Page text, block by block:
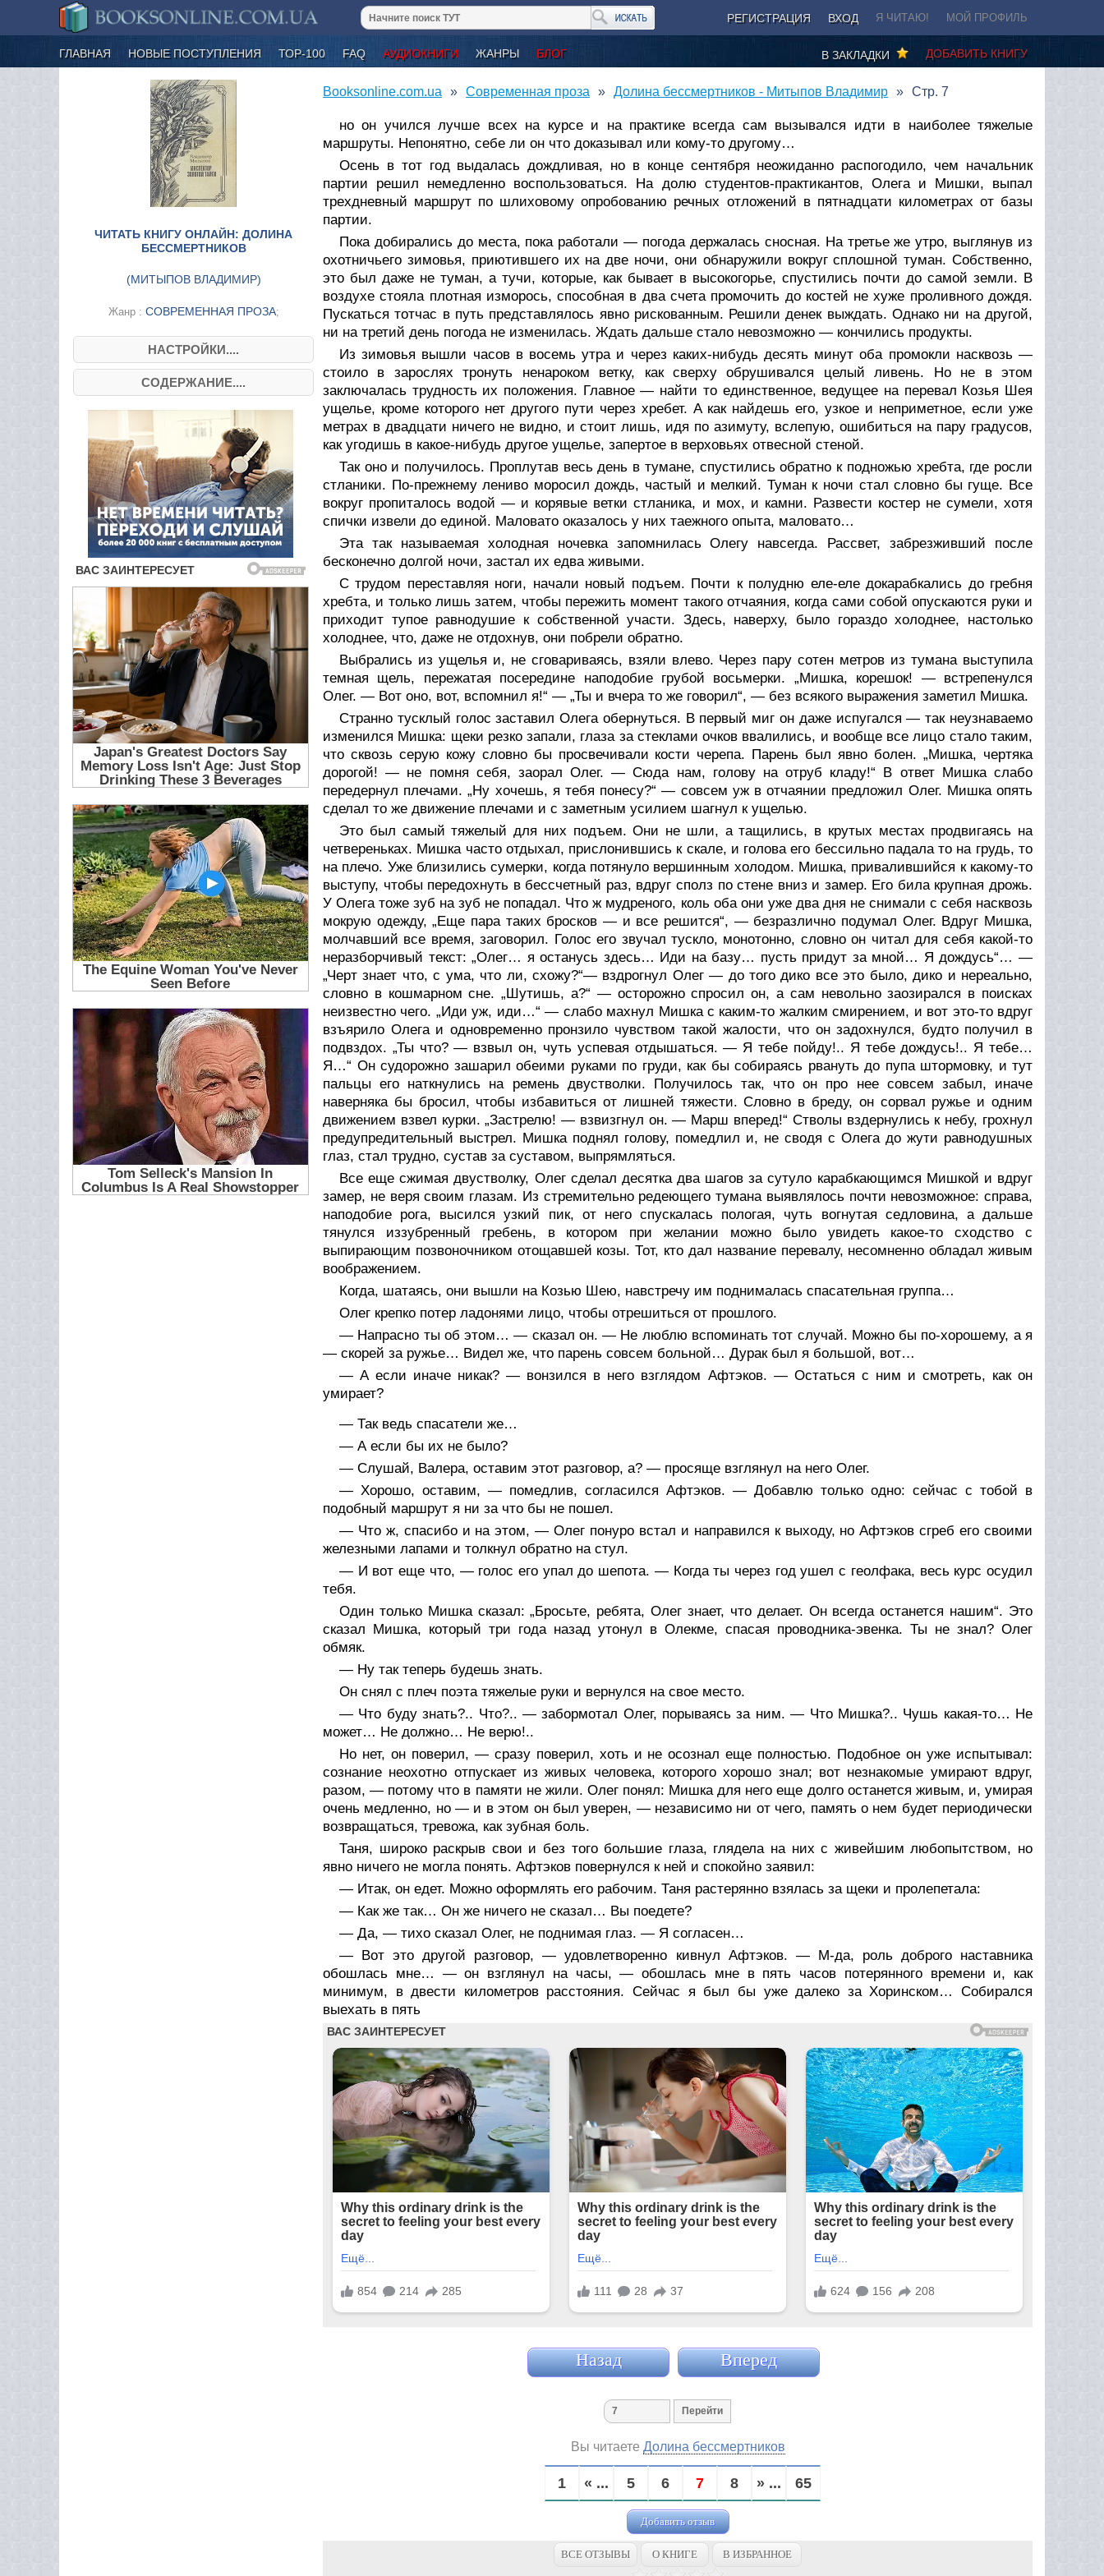
РЕГИСТРАЦИЯ ВХОД Я ЧИТАЮ! МОЙ ПРОФИЛЬ
ГЛАВНАЯ НОВЫЕ ПОСТУПЛЕНИЯ ТОР-100 FAQ АУДИОКНИГИ ЖАНРЫ БЛОГ ДОБАВИТЬ КНИГУ
В ЗАКЛАДКИ
ЧИТАТЬ КНИГУ ОНЛАЙН: ДОЛИНА
БЕССМЕРТНИКОВ
(МИТЫПОВ ВЛАДИМИР)
Жанр : СОВРЕМЕННАЯ ПРОЗА;
НАСТРОЙКИ....
СОДЕРЖАНИЕ....
Booksonline.com.ua Современная проза Долина бессмертников - Митыпов Владимир Стр. 7
но он учился лучше всех на курсе и на практике всегда сам вызывался идти в наиболее тяжелые
маршруты. Непонятно, себе ли он что доказывал или кому-то другому…
Осень в тот год выдалась дождливая, но в конце сентября неожиданно распогодило, чем начальник
партии решил немедленно воспользоваться. На долю студентов-практикантов, Олега и Мишки, выпал
трехдневный маршрут по шлиховому опробованию речных отложений в пятнадцати километрах от базы
партии.
Пока добирались до места, пока работали — погода держалась сносная. На третье же утро, выглянув из
охотничьего зимовья, приютившего их на две ночи, они обнаружили вокруг сплошной туман. Собственно,
это был даже не туман, а тучи, которые, как бывает в высокогорье, спустились почти до самой земли. В
воздухе стояла плотная изморось, способная в два счета промочить до костей не хуже проливного дождя.
Пускаться тотчас в путь представлялось явно рискованным. Решили денек выждать. Однако ни на другой,
ни на третий день погода не изменилась. Ждать дальше стало невозможно — кончились продукты.
Из зимовья вышли часов в восемь утра и через каких-нибудь десять минут оба промокли насквозь —
стоило в зарослях тронуть ненароком ветку, как сверху обрушивался целый ливень. Но не в этом
заключалась трудность их положения. Главное — найти то единственное, ведущее на перевал Козья Шея
ущелье, кроме которого нет другого пути через хребет. А как найдешь его, узкое и неприметное, если уже
метрах в двадцати ничего не видно, и стоит лишь, идя по азимуту, вслепую, ошибиться на пару градусов,
как угодишь в какое-нибудь другое ущелье, запертое в верховьях отвесной стеной.
Так оно и получилось. Проплутав весь день в тумане, спустились обратно к подножью хребта, где росли
стланики. По-прежнему лениво моросил дождь, частый и мелкий. Туман к ночи стал словно бы гуще. Все
вокруг пропиталось водой — и корявые ветки стланика, и мох, и камни. Развести костер не сумели, хотя
спички извели до единой. Маловато оказалось у них таежного опыта, маловато…
Эта так называемая холодная ночевка запомнилась Олегу навсегда. Рассвет, забрезживший после
бесконечно долгой ночи, застал их едва живыми.
С трудом переставляя ноги, начали новый подъем. Почти к полудню еле-еле докарабкались до гребня
хребта, и только лишь затем, чтобы пережить момент такого отчаяния, когда сами собой опускаются руки и
приходит тупое равнодушие к собственной участи. Здесь, наверху, было гораздо холоднее, настолько
холоднее, что, даже не отдохнув, они побрели обратно.
Выбрались из ущелья и, не сговариваясь, взяли влево. Через пару сотен метров из тумана выступила
темная щель, пережатая посередине наподобие грубой восьмерки. „Мишка, корешок! — встрепенулся
Олег. — Вот оно, вот, вспомнил я!“ — „Ты и вчера то же говорил“, — без всякого выражения заметил Мишка.
Странно тусклый голос заставил Олега обернуться. В первый миг он даже испугался — так неузнаваемо
изменился Мишка: щеки резко запали, глаза за стеклами очков ввалились, и вообще все лицо стало таким,
что сквозь серую кожу словно бы просвечивали кости черепа. Парень был явно болен. „Мишка, чертяка
дорогой! — не помня себя, заорал Олег. — Сюда нам, голову на отруб кладу!“ В ответ Мишка слабо
передернул плечами. „Ну хочешь, я тебя понесу?“ — совсем уж в отчаянии предложил Олег. Мишка опять
сделал то же движение плечами и с заметным усилием шагнул к ущелью.
Это был самый тяжелый для них подъем. Они не шли, а тащились, в крутых местах продвигаясь на
четвереньках. Мишка часто отдыхал, прислонившись к скале, и голова его бессильно падала то на грудь, то
на плечо. Уже близились сумерки, когда потянуло вершинным холодом. Мишка, привалившийся к какому-то
выступу, чтобы передохнуть в бессчетный раз, вдруг сполз по стене вниз и замер. Его била крупная дрожь.
У Олега тоже зуб на зуб не попадал. Что ж мудреного, коль оба они уже два дня не снимали с себя насквозь
мокрую одежду, „Еще пара таких бросков — и все решится“, — безразлично подумал Олег. Вдруг Мишка,
молчавший все время, заговорил. Голос его звучал тускло, монотонно, словно он читал для себя какой-то
неразборчивый текст: „Олег… я останусь здесь… Иди на базу… пусть придут за мной… Я дождусь“… —
„Черт знает что, с ума, что ли, схожу?“— вздрогнул Олег — до того дико все это было, дико и нереально,
словно в кошмарном сне. „Шутишь, а?“ — осторожно спросил он, а сам невольно заозирался в поисках
неизвестно чего. „Иди уж, иди…“ — слабо махнул Мишка с каким-то жалким смирением, и вот это-то вдруг
взъярило Олега и одновременно пронзило чувством такой жалости, что он задохнулся, будто получил в
подвздох. „Ты что? — взвыл он, чуть успевая отдышаться. — Я тебе пойду!.. Я тебе дождусь!.. Я тебе…
Я…“ Он судорожно зашарил обеими руками по груди, как бы собираясь рвануть до пупа штормовку, и тут
пальцы его наткнулись на ремень двустволки. Получилось так, что он про нее совсем забыл, иначе
наверняка бы бросил, чтобы избавиться от лишней тяжести. Словно в бреду, он сорвал ружье и одним
движением взвел курки. „Застрелю! — взвизгнул он. — Марш вперед!“ Стволы вздернулись к небу, грохнул
предупредительный выстрел. Мишка поднял голову, помедлил и, не сводя с Олега до жути равнодушных
глаз, стал трудно, сустав за суставом, выпрямляться.
Все еще сжимая двустволку, Олег сделал десятка два шагов за сутуло карабкающимся Мишкой и вдруг
замер, не веря своим глазам. Из стремительно редеющего тумана выявлялось почти невозможное: справа,
наподобие рога, высился узкий пик, от него спускалась пологая, чуть вогнутая седловина, а дальше
тянулся иззубренный гребень, в котором при желании можно было увидеть какое-то сходство с
выпирающим позвоночником отощавшей козы. Тот, кто дал название перевалу, несомненно обладал живым
воображением.
Когда, шатаясь, они вышли на Козью Шею, навстречу им поднималась спасательная группа…
Олег крепко потер ладонями лицо, чтобы отрешиться от прошлого.
— Напрасно ты об этом… — сказал он. — Не люблю вспоминать тот случай. Можно бы по-хорошему, а я
— скорей за ружье… Видел же, что парень совсем больной… Дурак был я большой, вот…
— А если иначе никак? — вонзился в него взглядом Афтэков. — Остаться с ним и смотреть, как он
умирает?
— Так ведь спасатели же…
— А если бы их не было?
— Слушай, Валера, оставим этот разговор, а? — просяще взглянул на него Олег.
— Хорошо, оставим, — помедлив, согласился Афтэков. — Добавлю только одно: сейчас с тобой в
подобный маршрут я ни за что бы не пошел.
— Что ж, спасибо и на этом, — Олег понуро встал и направился к выходу, но Афтэков сгреб его своими
железными лапами и толкнул обратно на стул.
— И вот еще что, — голос его упал до шепота. — Когда ты через год ушел с геолфака, весь курс осудил
тебя.
Один только Мишка сказал: „Бросьте, ребята, Олег знает, что делает. Он всегда останется нашим“. Это
сказал Мишка, который три года назад утонул в Олекме, спасая проводника-эвенка. Ты не знал? Олег
обмяк.
— Ну так теперь будешь знать.
Он снял с плеч поэта тяжелые руки и вернулся на свое место.
— Что буду знать?.. Что?.. — забормотал Олег, порываясь за ним. — Что Мишка?.. Чушь какая-то… Не
может… Не должно… Не верю!..
Но нет, он поверил, — сразу поверил, хоть и не осознал еще полностью. Подобное он уже испытывал:
сознание неохотно отпускает из живых человека, которого хорошо знал; вот незнакомые умирают вдруг,
разом, — потому что в памяти не жили. Олег понял: Мишка для него еще долго останется живым, и, умирая
очень медленно, но — и в этом он был уверен, — независимо ни от чего, память о нем будет периодически
возвращаться, тревожа, как зубная боль.
Таня, широко раскрыв свои и без того большие глаза, глядела на них с живейшим любопытством, но
явно ничего не могла понять. Афтэков повернулся к ней и спокойно заявил:
— Итак, он едет. Можно оформлять его рабочим. Таня растерянно взялась за щеки и пролепетала:
— Как же так… Он же ничего не сказал… Вы поедете?
— Да, — тихо сказал Олег, не поднимая глаз. — Я согласен…
— Вот это другой разговор, — удовлетворенно кивнул Афтэков. — М-да, роль доброго наставника
обошлась мне… — он взглянул на часы, — обошлась мне в пять часов потерянного времени и, как
минимум, в двести километров расстояния. Сейчас я был бы уже далеко за Хоринском… Собирался
выехать в пять
Назад Вперед
Вы читаете Долина бессмертников
1 « ... 5 6 7 8 » ... 65
Добавить отзыв
ВСЕ ОТЗЫВЫ О КНИГЕ В ИЗБРАННОЕ